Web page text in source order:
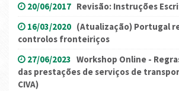
20/06/2017 Revisão: Instruções
16/03/2020 (Atualização) Portugal
controlos fronteiriços
27/06/2023 Workshop Online -
das prestações de serviços de
CIVA)